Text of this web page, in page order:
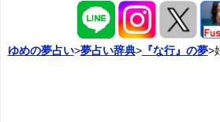
男と女の心理学と心
3. 妊娠して悲しい夢
4. 妊娠して不安な夢
18. 何かが妊娠して自分が喜ぶ夢
19. 何かが妊娠して自分が悲しい夢
2P: 誰かの赤ちゃんを妊娠する夢
3P: 哺乳動物を妊娠する夢
夢占い掲示板
ゆめの夢占い>夢占い辞典>『な行』の夢>